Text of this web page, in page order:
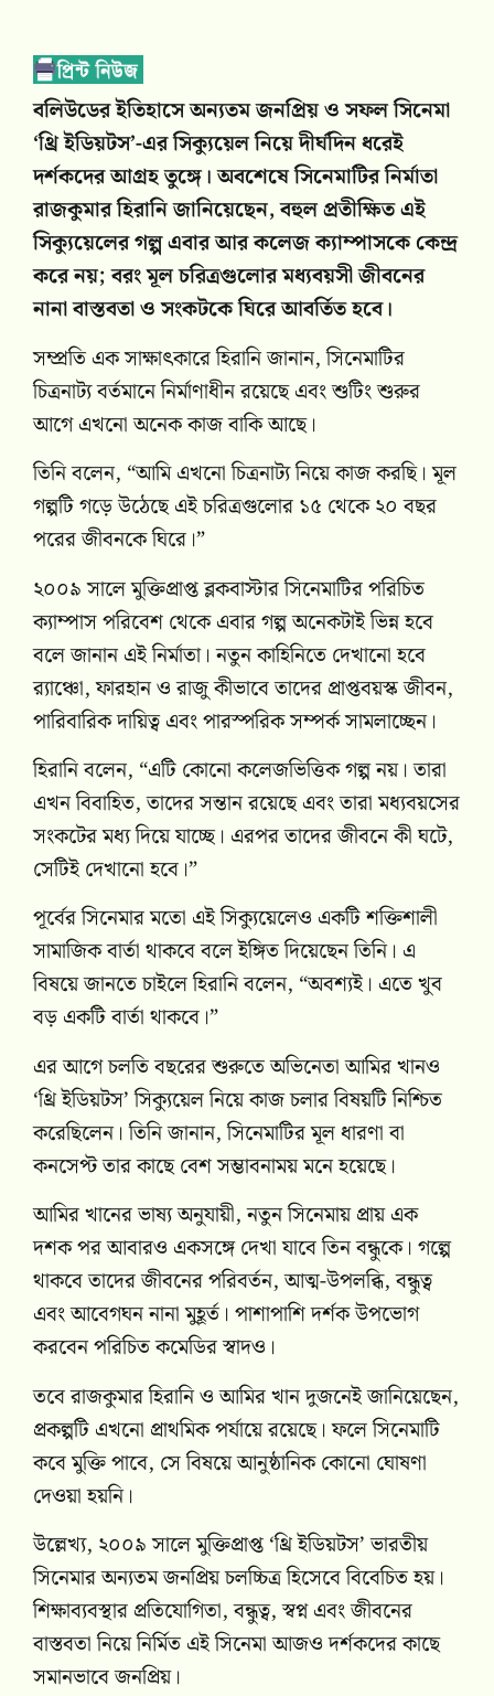
বলিউডের ইতিহাসে অন্যতম জনপ্রিয় ও সফল সিনেমা
‘থ্রি ইডিয়টস’-এর সিক্যুয়েল নিয়ে দীর্ঘদিন ধরেই
দর্শকদের আগ্রহ তুঙ্গে। অবশেষে সিনেমাটির নির্মাতা
রাজকুমার হিরানি জানিয়েছেন, বহুল প্রতীক্ষিত এই
সিক্যুয়েলের গল্প এবার আর কলেজ ক্যাম্পাসকে কেন্দ্র
করে নয়; বরং মূল চরিত্রগুলোর মধ্যবয়সী জীবনের
নানা বাস্তবতা ও সংকটকে ঘিরে আবর্তিত হবে।
সম্প্রতি এক সাক্ষাৎকারে হিরানি জানান, সিনেমাটির
চিত্রনাট্য বর্তমানে নির্মাণাধীন রয়েছে এবং শুটিং শুরুর
আগে এখনো অনেক কাজ বাকি আছে।
তিনি বলেন, “আমি এখনো চিত্রনাট্য নিয়ে কাজ করছি। মূল
গল্পটি গড়ে উঠেছে এই চরিত্রগুলোর ১৫ থেকে ২০ বছর
পরের জীবনকে ঘিরে।”
২০০৯ সালে মুক্তিপ্রাপ্ত ব্লকবাস্টার সিনেমাটির পরিচিত
ক্যাম্পাস পরিবেশ থেকে এবার গল্প অনেকটাই ভিন্ন হবে
বলে জানান এই নির্মাতা। নতুন কাহিনিতে দেখানো হবে
র‌্যাঞ্চো, ফারহান ও রাজু কীভাবে তাদের প্রাপ্তবয়স্ক জীবন,
পারিবারিক দায়িত্ব এবং পারস্পরিক সম্পর্ক সামলাচ্ছেন।
হিরানি বলেন, “এটি কোনো কলেজভিত্তিক গল্প নয়। তারা
এখন বিবাহিত, তাদের সন্তান রয়েছে এবং তারা মধ্যবয়সের
সংকটের মধ্য দিয়ে যাচ্ছে। এরপর তাদের জীবনে কী ঘটে,
সেটিই দেখানো হবে।”
পূর্বের সিনেমার মতো এই সিক্যুয়েলেও একটি শক্তিশালী
সামাজিক বার্তা থাকবে বলে ইঙ্গিত দিয়েছেন তিনি। এ
বিষয়ে জানতে চাইলে হিরানি বলেন, “অবশ্যই। এতে খুব
বড় একটি বার্তা থাকবে।”
এর আগে চলতি বছরের শুরুতে অভিনেতা আমির খানও
‘থ্রি ইডিয়টস’ সিক্যুয়েল নিয়ে কাজ চলার বিষয়টি নিশ্চিত
করেছিলেন। তিনি জানান, সিনেমাটির মূল ধারণা বা
কনসেপ্ট তার কাছে বেশ সম্ভাবনাময় মনে হয়েছে।
আমির খানের ভাষ্য অনুযায়ী, নতুন সিনেমায় প্রায় এক
দশক পর আবারও একসঙ্গে দেখা যাবে তিন বন্ধুকে। গল্পে
থাকবে তাদের জীবনের পরিবর্তন, আত্ম-উপলব্ধি, বন্ধুত্ব
এবং আবেগঘন নানা মুহূর্ত। পাশাপাশি দর্শক উপভোগ
করবেন পরিচিত কমেডির স্বাদও।
তবে রাজকুমার হিরানি ও আমির খান দুজনেই জানিয়েছেন,
প্রকল্পটি এখনো প্রাথমিক পর্যায়ে রয়েছে। ফলে সিনেমাটি
কবে মুক্তি পাবে, সে বিষয়ে আনুষ্ঠানিক কোনো ঘোষণা
দেওয়া হয়নি।
উল্লেখ্য, ২০০৯ সালে মুক্তিপ্রাপ্ত ‘থ্রি ইডিয়টস’ ভারতীয়
সিনেমার অন্যতম জনপ্রিয় চলচ্চিত্র হিসেবে বিবেচিত হয়।
শিক্ষাব্যবস্থার প্রতিযোগিতা, বন্ধুত্ব, স্বপ্ন এবং জীবনের
বাস্তবতা নিয়ে নির্মিত এই সিনেমা আজও দর্শকদের কাছে
সমানভাবে জনপ্রিয়।